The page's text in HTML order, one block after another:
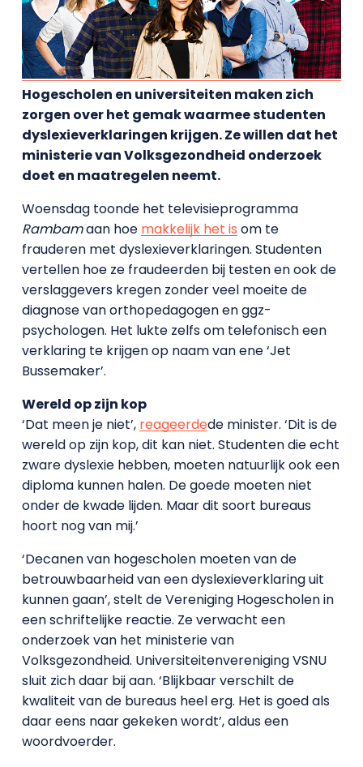
Hogescholen en universiteiten maken zich
zorgen over het gemak waarmee studenten
dyslexieverklaringen krijgen. Ze willen dat het
ministerie van Volksgezondheid onderzoek
doet en maatregelen neemt.
Woensdag toonde het televisieprogramma
Rambamaan hoe makkelijk het is om te
frauderen met dyslexieverklaringen. Studenten
vertellen hoe ze fraudeerden bij testen en ook de
verslaggevers kregen zonder veel moeite de
diagnose van orthopedagogen en ggz-
psychologen. Het lukte zelfs om telefonisch een
verklaring te krijgen op naam van ene ‘Jet
Bussemaker’.
Wereld op zijn kop
‘Dat meen je niet’, reageerdede minister. ‘Dit is de
wereld op zijn kop, dit kan niet. Studenten die echt
zware dyslexie hebben, moeten natuurlijk ook een
diploma kunnen halen. De goede moeten niet
onder de kwade lijden. Maar dit soort bureaus
hoort nog van mij.’
‘Decanen van hogescholen moeten van de
betrouwbaarheid van een dyslexieverklaring uit
kunnen gaan’, stelt de Vereniging Hogescholen in
een schriftelijke reactie. Ze verwacht een
onderzoek van het ministerie van
Volksgezondheid. Universiteitenvereniging VSNU
sluit zich daar bij aan. ‘Blijkbaar verschilt de
kwaliteit van de bureaus heel erg. Het is goed als
daar eens naar gekeken wordt’, aldus een
woordvoerder.